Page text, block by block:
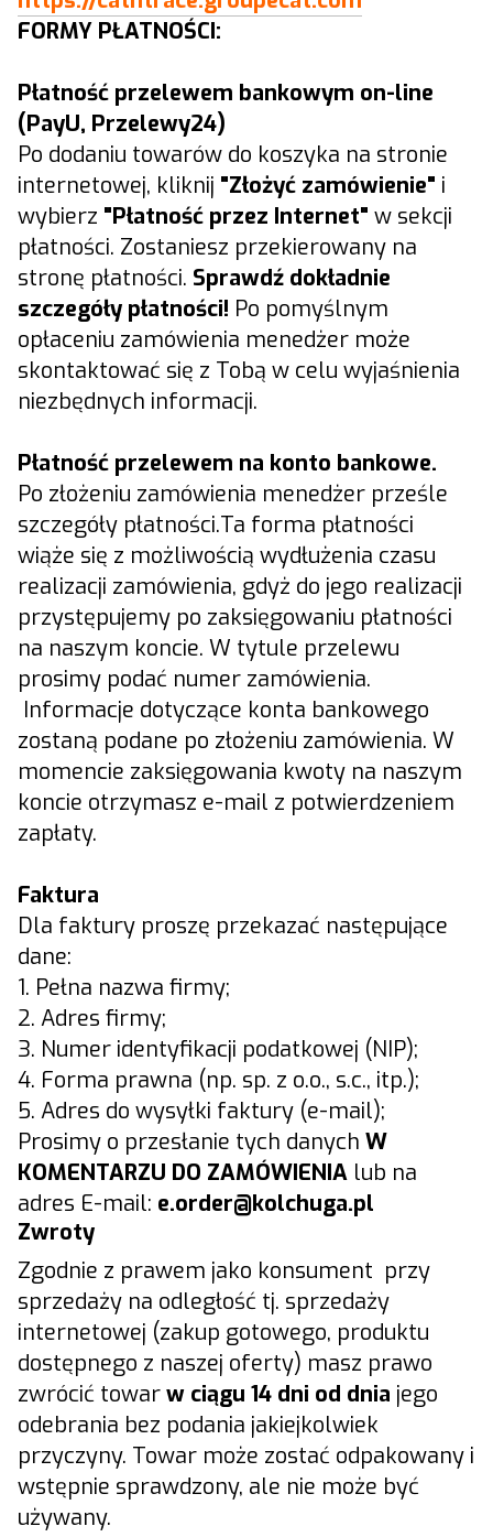
FORMY PŁATNOŚCI:
Płatność przelewem bankowym on-line
(PayU, Przelewy24)
Po dodaniu towarów do koszyka na stronie
internetowej, kliknij "Złożyć zamówienie" i
wybierz "Płatność przez Internet" w sekcji
płatności. Zostaniesz przekierowany na
stronę płatności. Sprawdź dokładnie
szczegóły płatności! Po pomyślnym
opłaceniu zamówienia menedżer może
skontaktować się z Tobą w celu wyjaśnienia
niezbędnych informacji.
Płatność przelewem na konto bankowe.
Po złożeniu zamówienia menedżer prześle
szczegóły płatności.Ta forma płatności
wiąże się z możliwością wydłużenia czasu
realizacji zamówienia, gdyż do jego realizacji
przystępujemy po zaksięgowaniu płatności
na naszym koncie. W tytule przelewu
prosimy podać numer zamówienia.
Informacje dotyczące konta bankowego
zostaną podane po złożeniu zamówienia. W
momencie zaksięgowania kwoty na naszym
koncie otrzymasz e-mail z potwierdzeniem
zapłaty.
Faktura
Dla faktury proszę przekazać następujące
dane:
1. Pełna nazwa firmy;
2. Adres firmy;
3. Numer identyfikacji podatkowej (NIP);
4. Forma prawna (np. sp. z o.o., s.c., itp.);
5. Adres do wysyłki faktury (e-mail);
Prosimy o przesłanie tych danych W
KOMENTARZU DO ZAMÓWIENIA lub na
adres E-mail: e.order@kolchuga.pl
Zwroty
Zgodnie z prawem jako konsument przy
sprzedaży na odległość tj. sprzedaży
internetowej (zakup gotowego, produktu
dostępnego z naszej oferty) masz prawo
zwrócić towarw ciągu 14 dni od dnia jego
odebrania bez podania jakiejkolwiek
przyczyny. Towar może zostać odpakowany i
wstępnie sprawdzony, ale nie może być
używany.